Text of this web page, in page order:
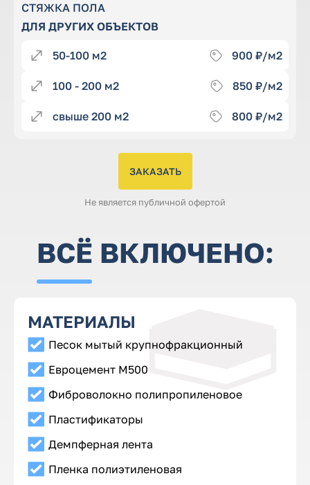
СТЯЖКА ПОЛА
ДЛЯ ДРУГИХ ОБЪЕКТОВ
50-100 900
100 - 200 850
свыше 200 800
ЗАКАЗАТЬ
Не является публичной офертой
ВСЁ ВКЛЮЧЕНО:
МАТЕРИАЛЫ
Песок мытый крупнофракционный
Евроцемент M500
Фиброволокно полипропиленовое
Пластификаторы
Демпферная лента
Пленка полиэтиленовая